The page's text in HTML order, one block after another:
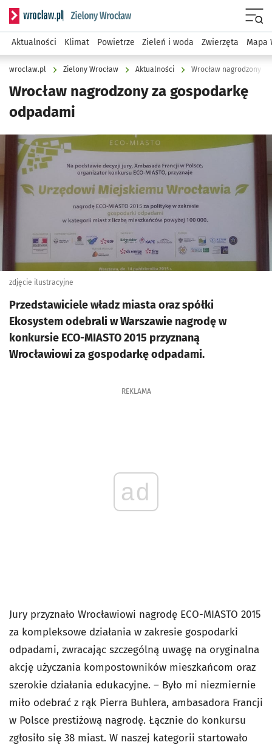
Serwis informacyjny wroclaw.pl podserwis: Środowisko we
Aktualności Klimat Powietrze Zieleń i woda Zwierzęta Mapa
wroclaw.pl Zielony Wrocław Aktualności Wrocław nagrodzony
Wrocław nagrodzony za gospodarkę
odpadami
Kliknij, aby powiększyć
zdjęcie ilustracyjne
Przedstawiciele władz miasta oraz spółki
Ekosystem odebrali w Warszawie nagrodę w
konkursie ECO-MIASTO 2015 przyznaną
Wrocławiowi za gospodarkę odpadami.
REKLAMA
ad
Jury przyznało Wrocławiowi nagrodę ECO-MIASTO 2015
za kompleksowe działania w zakresie gospodarki
odpadami, zwracając szczególną uwagę na oryginalna
akcję użyczania kompostowników mieszkańcom oraz
szerokie działania edukacyjne. – Było mi niezmiernie
miło odebrać z rąk Pierra Buhlera, ambasadora Francji
w Polsce prestiżową nagrodę. Łącznie do konkursu
zgłosiło się 38 miast. W naszej kategorii startowało